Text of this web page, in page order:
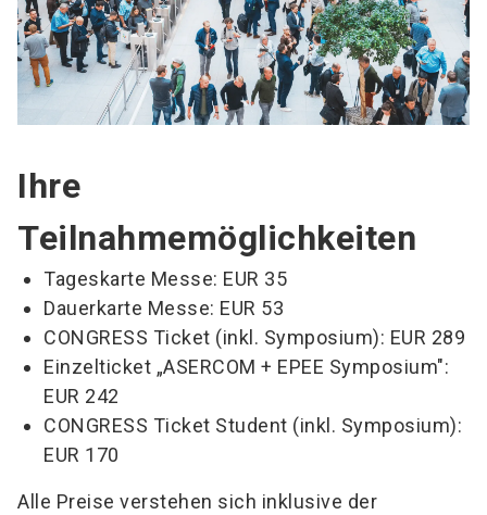
Ihre
Teilnahmemöglichkeiten
Tageskarte Messe: EUR 35
Dauerkarte Messe: EUR 53
CONGRESS Ticket (inkl. Symposium): EUR 289
Einzelticket „ASERCOM + EPEE Symposium":
EUR 242
CONGRESS Ticket Student (inkl. Symposium):
EUR 170
Alle Preise verstehen sich inklusive der